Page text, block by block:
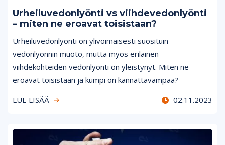
Urheiluvedonlyönti vs viihdevedonlyönti
– miten ne eroavat toisistaan?
Urheiluvedonlyönti on ylivoimaisesti suosituin
vedonlyönnin muoto, mutta myös erilainen
viihdekohteiden vedonlyönti on yleistynyt. Miten ne
eroavat toisistaan ja kumpi on kannattavampaa?
LUE LISÄÄ
02.11.2023